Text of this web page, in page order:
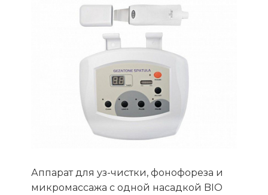
Аппарат для уз-чистки, фонофореза и
микромассажа с одной насадкой BIO